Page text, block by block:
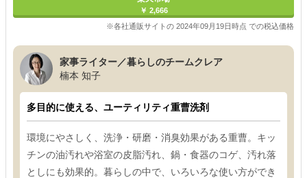
￥ 2,666
※各社通販サイトの 2024年09月19日時点 での税込価格
家事ライター／暮らしのチームクレア
楠本 知子
多目的に使える、ユーティリティ重曹洗剤
環境にやさしく、洗浄・研磨・消臭効果がある重曹。キッ
チンの油汚れや浴室の皮脂汚れ、鍋・食器のコゲ、汚れ落
としにも効果的。暮らしの中で、いろいろな使い方ができ